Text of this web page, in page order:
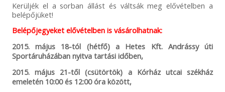
Kerüljék el a sorban állást és váltsák meg elővételben a
belépőjüket!
Belépőjegyeket elővételben is vásárolhatnak:
2015. május 18-tól (hétfő) a Hetes Kft. Andrássy úti
Sportáruházában nyitva tartási időben,
2015. május 21-től (csütörtök) a Kórház utcai székház
emeletén 10:00 és 12:00 óra között,